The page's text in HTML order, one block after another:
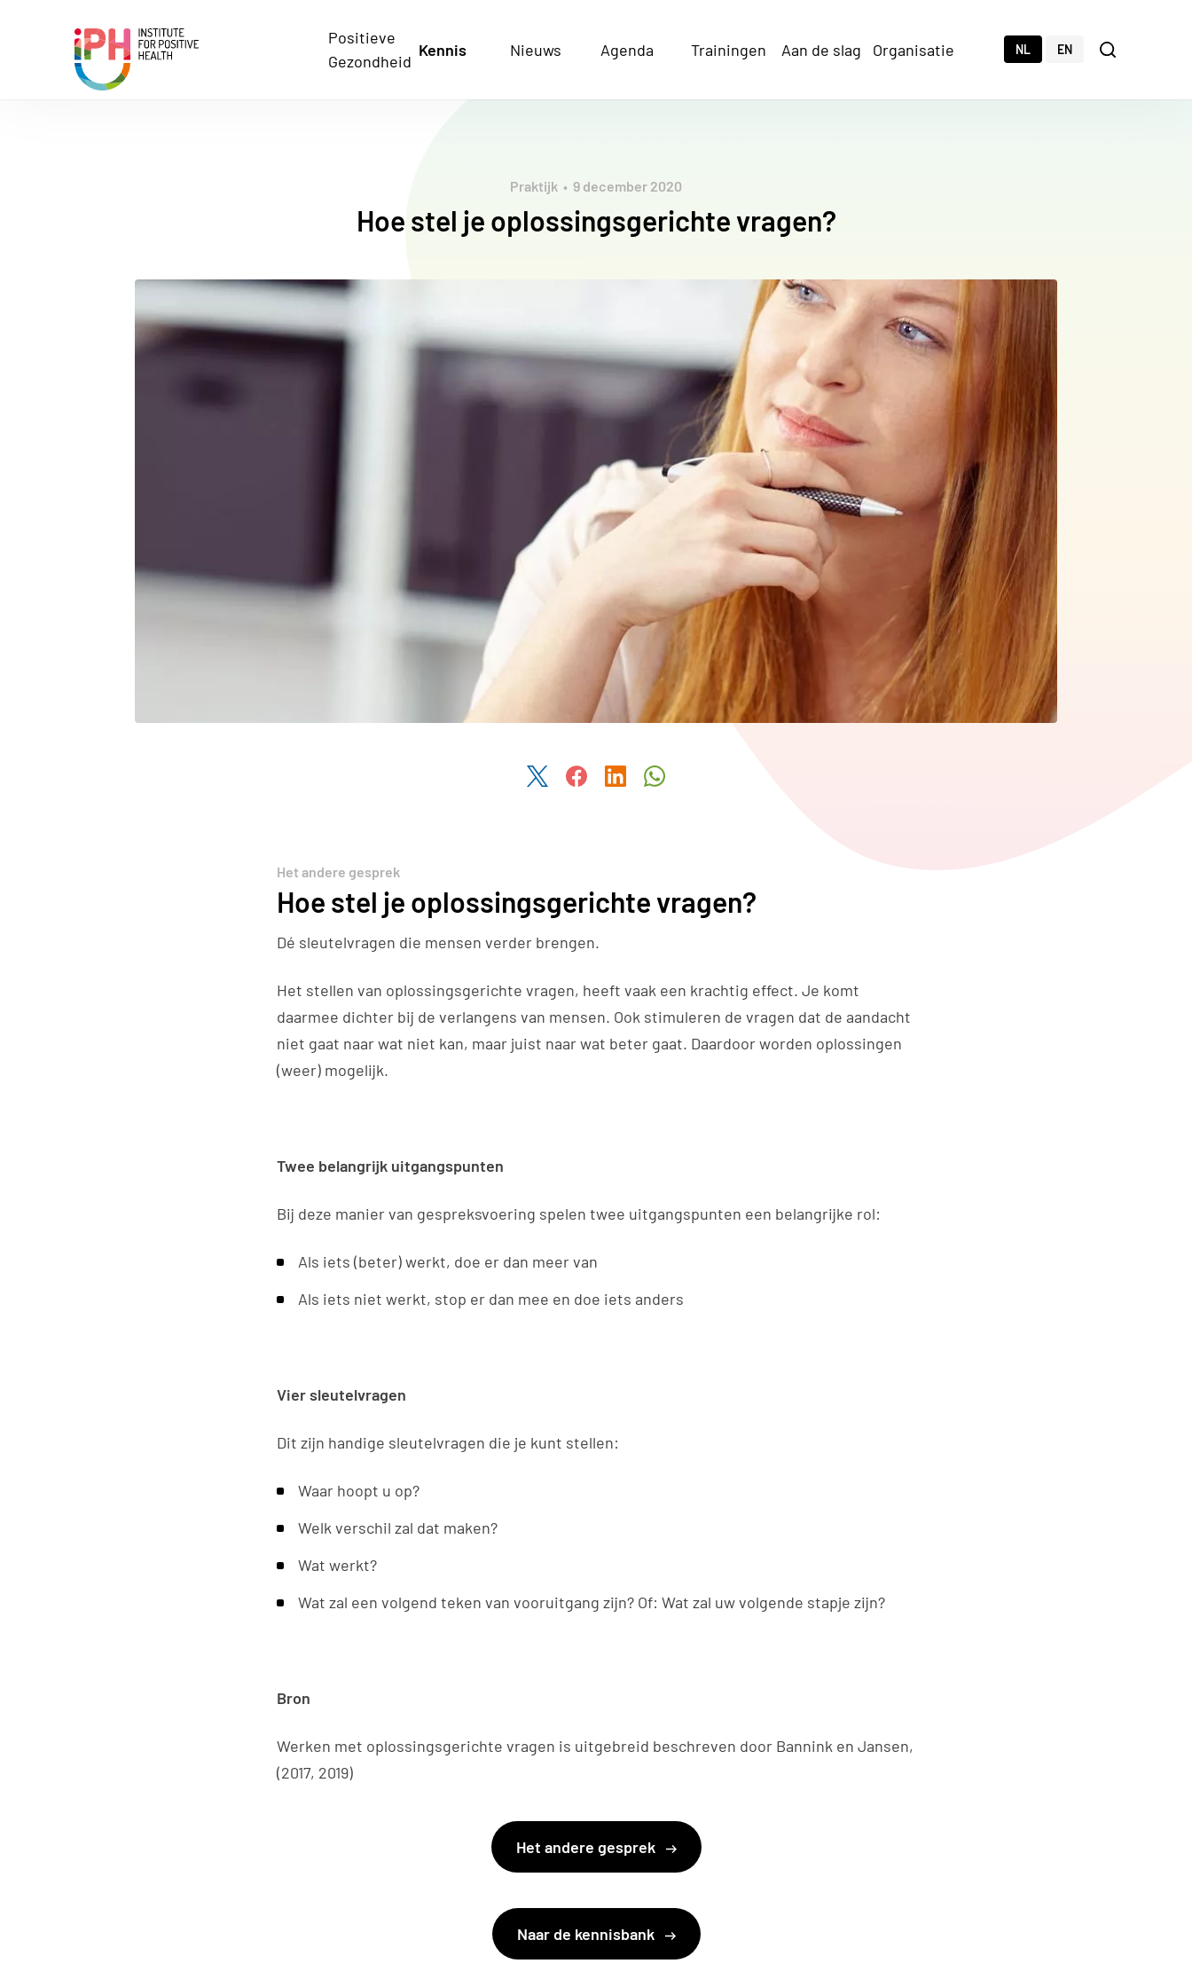
Institute for Positive Health
Positieve
Gezondheid
Kennis Nieuws Agenda Trainingen Aan de slag Organisatie NL EN
Zoeken
Praktijk 9 december 2020
Hoe stel je oplossingsgerichte vragen?
Deel dit artikel via Twitter
Deel dit artikel via Facebook
Deel dit artikel via LinkedIn
Het andere gesprek
Hoe stel je oplossingsgerichte vragen?
Dé sleutelvragen die mensen verder brengen.
Het stellen van oplossingsgerichte vragen, heeft vaak een krachtig effect. Je komt
daarmee dichter bij de verlangens van mensen. Ook stimuleren de vragen dat de aandacht
niet gaat naar wat niet kan, maar juist naar wat beter gaat. Daardoor worden oplossingen
(weer) mogelijk.
Twee belangrijk uitgangspunten
Bij deze manier van gespreksvoering spelen twee uitgangspunten een belangrijke rol:
Als iets (beter) werkt, doe er dan meer van
Als iets niet werkt, stop er dan mee en doe iets anders
Vier sleutelvragen
Dit zijn handige sleutelvragen die je kunt stellen:
Waar hoopt u op?
Welk verschil zal dat maken?
Wat werkt?
Wat zal een volgend teken van vooruitgang zijn? Of: Wat zal uw volgende stapje zijn?
Bron
Werken met oplossingsgerichte vragen is uitgebreid beschreven door Bannink en Jansen,
(2017, 2019)
Het andere gesprek
Naar de kennisbank